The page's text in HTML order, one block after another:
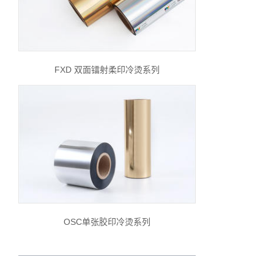
FXD 双面镭射柔印冷烫系列
OSC单张胶印冷烫系列